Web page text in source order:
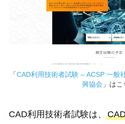
「CAD利用技術者試験 – ACSP 一般
興協会 」はこ
CAD利用技術者試験は、